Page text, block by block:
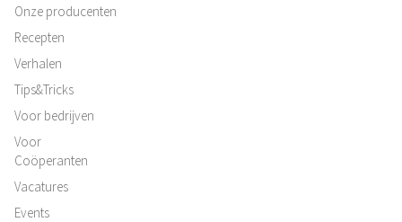
Onze producenten
Recepten
Verhalen
Tips&Tricks
Voor bedrijven
Voor
Coöperanten
Vacatures
Events